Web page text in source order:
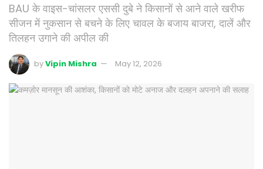
BAU के वाइस-चांसलर एससी दुबे ने किसानों से आने वाले खरीफ
सीजन में नुकसान से बचने के लिए चावल के बजाय बाजरा, दालें और
तिलहन उगाने की अपील की
byVipin Mishra May 12, 2026